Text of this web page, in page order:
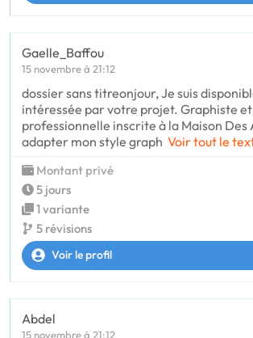
Gaelle_Baffou
15 novembre à 21:12
dossier sans titreonjour, Je suis
intéressée par votre projet. Graphiste
professionnelle inscrite à la Maison Des
adapter mon style graph Voir tout le
Montant privé
5 jours
1 variante
5 révisions
Voir le profil
Abdel
15 novembre à 21:12